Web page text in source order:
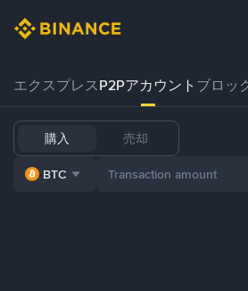
エクスプレスP2Pアカウント ブロッ
購入 売却
BTC